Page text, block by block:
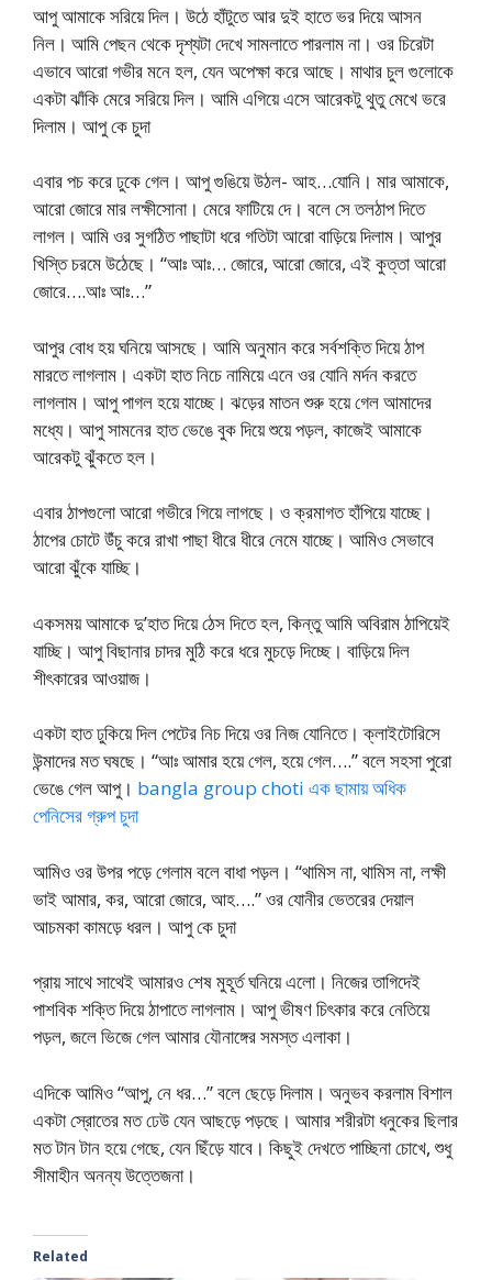
আপু আমাকে সরিয়ে দিল। উঠে হাঁটুতে আর দুই হাতে ভর দিয়ে আসন
নিল। আমি পেছন থেকে দৃশ্যটা দেখে সামলাতে পারলাম না। ওর চিরেটা
এভাবে আরো গভীর মনে হল, যেন অপেক্ষা করে আছে। মাথার চুল গুলোকে
একটা ঝাঁকি মেরে সরিয়ে দিল। আমি এগিয়ে এসে আরেকটু থুতু মেখে ভরে
দিলাম। আপু কে চুদা
এবার পচ করে ঢুকে গেল। আপু গুঙিয়ে উঠল- আহ…যোনি। মার আমাকে,
আরো জোরে মার লক্ষীসোনা। মেরে ফাটিয়ে দে। বলে সে তলঠাপ দিতে
লাগল। আমি ওর সুগঠিত পাছাটা ধরে গতিটা আরো বাড়িয়ে দিলাম। আপুর
খিস্তি চরমে উঠেছে। “আঃ আঃ… জোরে, আরো জোরে, এই কুত্তা আরো
জোরে….আঃ আঃ…”
আপুর বোধ হয় ঘনিয়ে আসছে। আমি অনুমান করে সর্বশক্তি দিয়ে ঠাপ
মারতে লাগলাম। একটা হাত নিচে নামিয়ে এনে ওর যোনি মর্দন করতে
লাগলাম। আপু পাগল হয়ে যাচ্ছে। ঝড়ের মাতন শুরু হয়ে গেল আমাদের
মধ্যে। আপু সামনের হাত ভেঙে বুক দিয়ে শুয়ে পড়ল, কাজেই আমাকে
আরেকটু ঝুঁকতে হল।
এবার ঠাপগুলো আরো গভীরে গিয়ে লাগছে। ও ক্রমাগত হাঁপিয়ে যাচ্ছে।
ঠাপের চোটে উঁচু করে রাখা পাছা ধীরে ধীরে নেমে যাচ্ছে। আমিও সেভাবে
আরো ঝুঁকে যাচ্ছি।
একসময় আমাকে দু’হাত দিয়ে ঠেস দিতে হল, কিন্তু আমি অবিরাম ঠাপিয়েই
যাচ্ছি। আপু বিছানার চাদর মুঠি করে ধরে মুচড়ে দিচ্ছে। বাড়িয়ে দিল
শীৎকারের আওয়াজ।
একটা হাত ঢুকিয়ে দিল পেটের নিচ দিয়ে ওর নিজ যোনিতে। ক্লাইটোরিসে
উন্মাদের মত ঘষছে। “আঃ আমার হয়ে গেল, হয়ে গেল….” বলে সহসা পুরো
ভেঙে গেল আপু। bangla group choti এক ছামায় অধিক
পেনিসের গ্রুপ চুদা
আমিও ওর উপর পড়ে গেলাম বলে বাধা পড়ল। “থামিস না, থামিস না, লক্ষী
ভাই আমার, কর, আরো জোরে, আহ….” ওর যোনীর ভেতরের দেয়াল
আচমকা কামড়ে ধরল। আপু কে চুদা
প্রায় সাথে সাথেই আমারও শেষ মুহূর্ত ঘনিয়ে এলো। নিজের তাগিদেই
পাশবিক শক্তি দিয়ে ঠাপাতে লাগলাম। আপু ভীষণ চিৎকার করে নেতিয়ে
পড়ল, জলে ভিজে গেল আমার যৌনাঙ্গের সমস্ত এলাকা।
এদিকে আমিও “আপু, নে ধর…” বলে ছেড়ে দিলাম। অনুভব করলাম বিশাল
একটা স্রোতের মত ঢেউ যেন আছড়ে পড়ছে। আমার শরীরটা ধনুকের ছিলার
মত টান টান হয়ে গেছে, যেন ছিঁড়ে যাবে। কিছুই দেখতে পাচ্ছিনা চোখে, শুধু
সীমাহীন অনন্য উত্তেজনা।
Related